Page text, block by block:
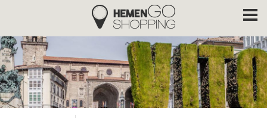
Skip to main content
Hemengo Shopping